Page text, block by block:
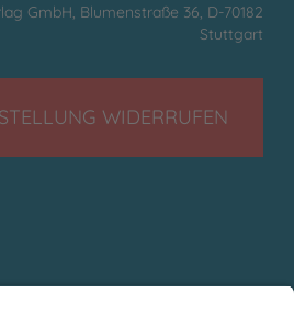
GmbH, Blumenstraße 36, D-70182
Stuttgart
WIDERRUFEN